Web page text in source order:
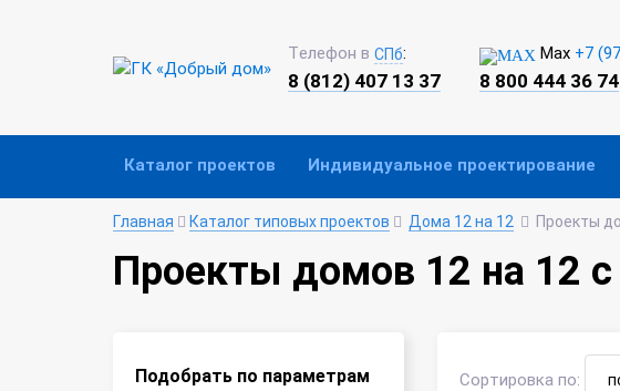
Телефон в СПб:
8 (812) 407 13 37
Max +7
8 800 444 36 74
Каталог проектов Индивидуальное проектирование
Главная Каталог типовых проектов Дома 12 на 12 Проекты
Проекты домов 12 на 12
Подобрать по параметрам Сортировка по: